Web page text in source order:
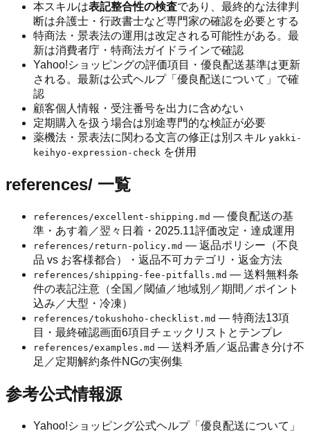
本スキルは表記整合性の検査であり、最終的な法律判
断は弁護士・行政書士など専門家の確認を必要とする
特商法・景表法の運用は改定される可能性がある。最
新は消費者庁・特商法ガイドラインで確認
Yahoo!ショッピングの評価項目・優良配送基準は更新
される。最新は公式ヘルプ「優良配送について」で確
認
顧客個人情報・受注番号を出力に含めない
定期購入を扱う場合は別途専門的な検証が必要
薬機法・景表法に関わる文言の修正は別スキル yakki-
keihyo-expression-check を併用
references/ 一覧
references/excellent-shipping.md — 優良配送の基
準・あす着／翌々日着・2025.11評価改定・達成運用
references/return-policy.md — 返品ポリシー（不良
品 vs お客様都合）・返品不可カテゴリ・返金方法
references/shipping-fee-pitfalls.md — 送料無料条
件の表記注意（全国／閾値／地域別／期間／ポイント
込み／大型・冷凍）
references/tokushoho-checklist.md — 特商法13項
目・最終確認画面6項目チェックリストとテンプレ
references/examples.md — 送料矛盾／返品書き分け不
足／定期解約条件NGの実例集
参考公式情報源
Yahoo!ショッピング公式ヘルプ「優良配送について」